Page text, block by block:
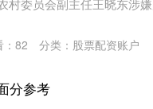
村委员会副主任王晓东涉
82 分类： 股票配资账户
分参考